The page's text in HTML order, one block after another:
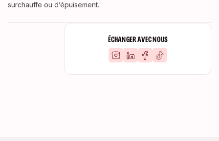
ÉCHANGER AVEC NOUS
surchauffe ou d’épuisement.